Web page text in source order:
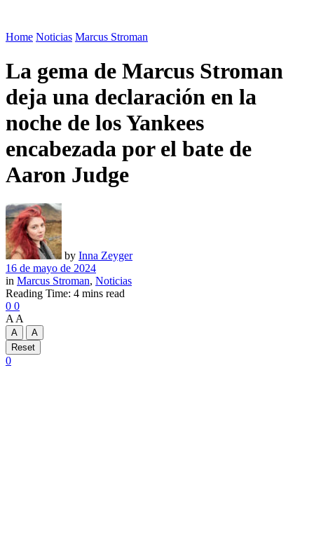
Home Noticias Marcus Stroman
La gema de Marcus Stroman
deja una declaración en la
noche de los Yankees
encabezada por el bate de
Aaron Judge
by Inna Zeyger
16 de mayo de 2024
in Marcus Stroman, Noticias
Reading Time: 4 mins read
0 0
A A
A
A
Reset
0